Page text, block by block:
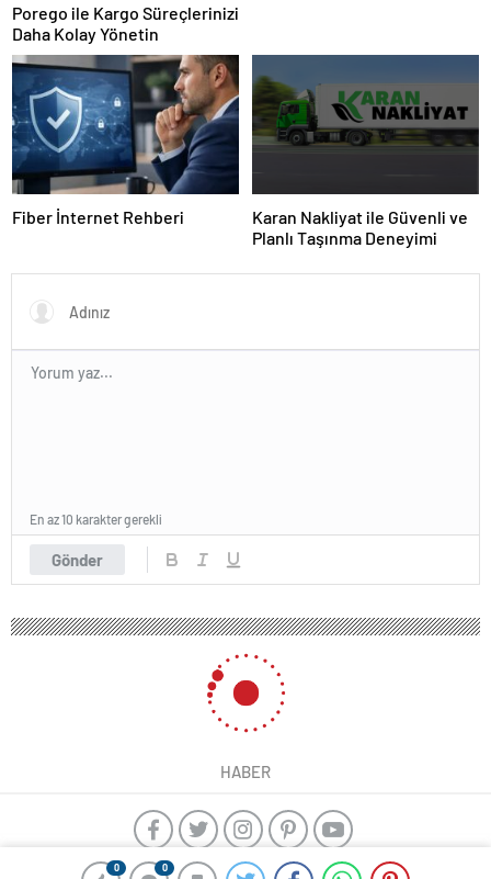
0 0
Porego ile Kargo Süreçlerinizi
Daha Kolay Yönetin
Fiber İnternet Rehberi
Karan Nakliyat ile Güvenli ve
Planlı Taşınma Deneyimi
Gönder
En az 10 karakter gerekli
HABER